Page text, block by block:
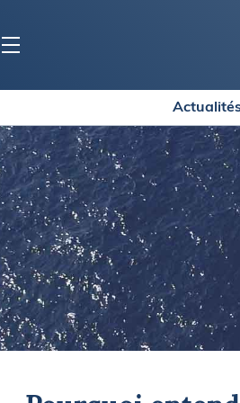
BLOC MARINE
Ports
Carnets de voyage
Dossiers de la rédaction
Collection Bloc Marine
Application Bloc Marine
Règlementation
BATEAUX